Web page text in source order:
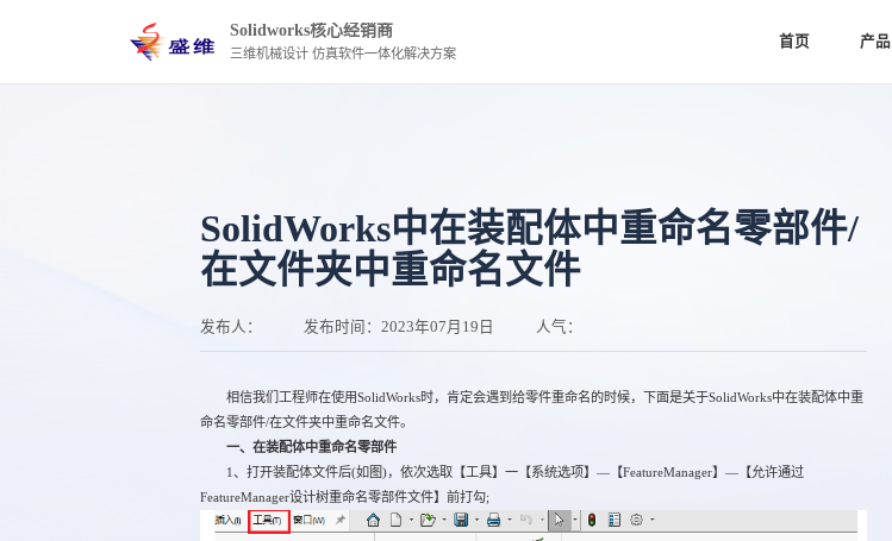
Solidworks核心经销商
三维机械设计 仿真软件一体化解决方案
首页 产品
SolidWorks中在装配体中重命名零部件/
在文件夹中重命名文件
发布人： 发布时间： 2023年07月19日 人气：
相信我们工程师在使用SolidWorks时，肯定会遇到给零件重命名的时候，下面是关于SolidWorks中在装配体中重
命名零部件/在文件夹中重命名文件。
一、在装配体中重命名零部件
1、打开装配体文件后(如图)，依次选取【工具】一【系统选项】—【FeatureManager】—【允许通过
FeatureManager设计树重命名零部件文件】前打勾;